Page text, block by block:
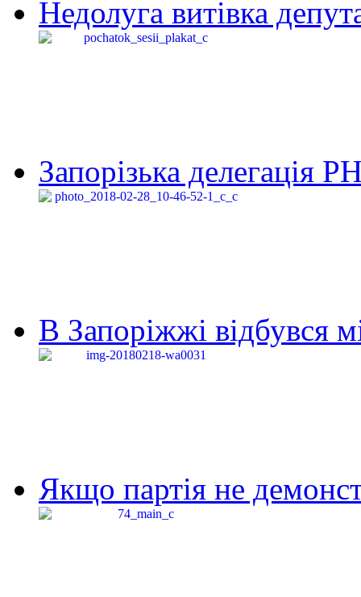
Недолуга витівка
Запорізька делегація
В Запоріжжі відбувся
Якщо партія не